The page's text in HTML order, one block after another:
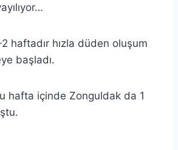
haftadır hızla düden oluşum
başladı.
hafta içinde Zonguldak da 1